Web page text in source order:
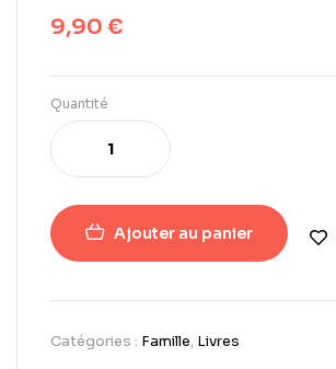
9,90 €
Quantité
Ajouter au panier
Catégories : Famille, Livres